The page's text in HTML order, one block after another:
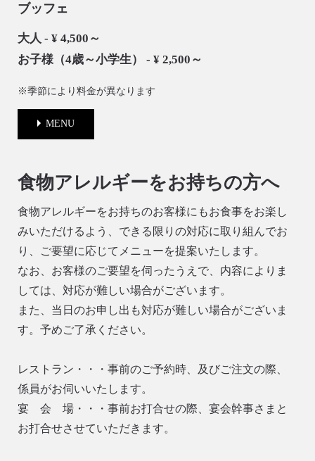
ブッフェ
大人 - ¥ 4,500～
お子様（4歳～小学生）
- ¥ 2,500～
※季節により料金が異なります
MENU
食物アレルギーをお持ちの方へ
食物アレルギーをお持ちのお客様にもお食事をお楽し
みいただけるよう、できる限りの対応に取り組んでお
り、ご要望に応じてメニューを提案いたします。
なお、お客様のご要望を伺ったうえで、内容によりま
しては、対応が難しい場合がございます。
また、当日のお申し出も対応が難しい場合がございま
す。予めご了承ください。
レストラン・・・事前のご予約時、及びご注文の際、
係員がお伺いいたします。
宴 会 場・・・事前お打合せの際、宴会幹事さまと
お打合せさせていただきます。